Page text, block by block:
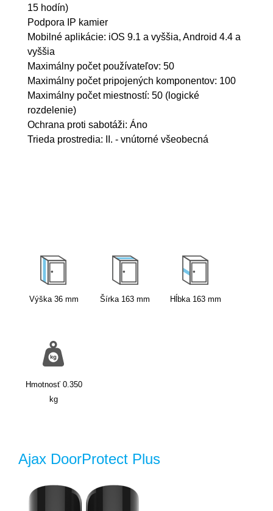
15 hodín)
Podpora IP kamier
Mobilné aplikácie: iOS 9.1 a vyššia, Android 4.4 a
vyššia
Maximálny počet používateľov: 50
Maximálny počet pripojených komponentov: 100
Maximálny počet miestností: 50 (logické
rozdelenie)
Ochrana proti sabotáži: Áno
Trieda prostredia: II. - vnútorné všeobecná
Výška 36 mm Šírka 163 mm Hĺbka 163 mm
Hmotnosť 0.350
kg
Ajax DoorProtect Plus